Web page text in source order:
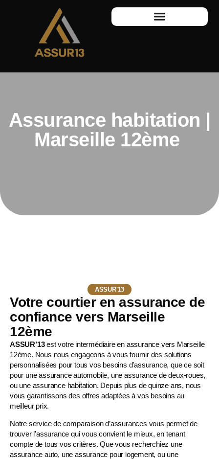
Assurance habitation |
Marseille 12ème
ASSUR'13
Votre courtier en assurance de
confiance vers Marseille
12ème
ASSUR’13est votre intermédiaire en assurance vers Marseille
12ème. Nous nous engageons à vous fournir des solutions
personnalisées pour tous vos besoins d’assurance, que ce soit
pour uneassurance automobile, uneassurance de deux-roues,
ou une assurance habitation. Depuis plus de quinze ans, nous
vous garantissons des offres adaptées à vos besoins au
meilleur prix.
Notre service de comparaison d’assurances vous permet de
trouver l’assurance qui vous convient le mieux, en tenant
compte de tous vos critères. Que vous recherchiez une
assurance auto, une assurance pour logement, ou une